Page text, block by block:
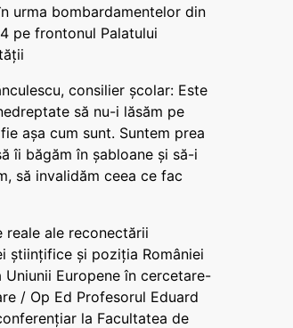
urma bombardamentelor din
pe frontonul Palatului
consilier școlar: Este
să nu-i lăsăm pe
așa cum sunt. Suntem prea
îi băgăm în șabloane și să-i
să invalidăm ceea ce fac
reale ale reconectării
științifice și poziția României
Uniunii Europene în cercetare-
/ Op Ed Profesorul Eduard
la Facultatea de